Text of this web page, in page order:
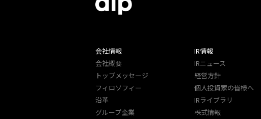
会社情報
会社概要
トップメッセージ
フィロソフィー
沿革
グループ企業
IR情報
IRニュース
経営方針
個人投資家の皆様へ
IRライブラリ
株式情報